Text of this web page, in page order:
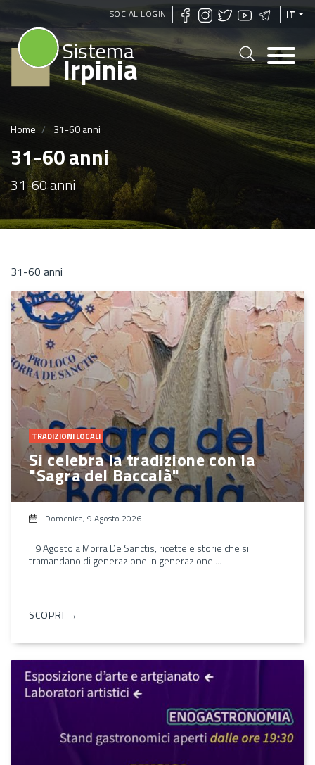
Salta
al
contenuto
principale
SOCIAL LOGIN IT
Sistema
Irpinia
Home 31-60 anni
31-60 anni
31-60 anni
31-60 anni
TRADIZIONI LOCALI
Si celebra la tradizione con la
"Sagra del Baccalà"
Domenica, 9 Agosto 2026
Il 9 Agosto a Morra De Sanctis, ricette e storie che si
tramandano di generazione in generazione ...
SCOPRI →